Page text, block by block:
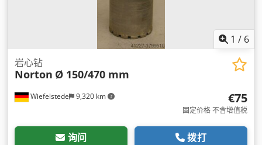
1 / 6
Wiefelstede 9,320 km
岩心钻
Norton Ø 150/470 mm
€75
固定价格 不含增值税
询问 拨打